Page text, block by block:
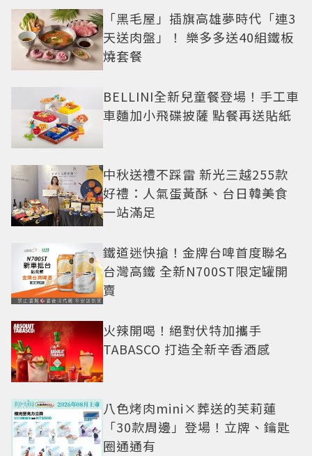
「黑毛屋」插旗高雄夢時代「連3
天送肉盤」！ 樂多多送40組鐵板
燒套餐
BELLINI全新兒童餐登場！手工車
車麵加小飛碟披薩 點餐再送貼紙
中秋送禮不踩雷 新光三越255款
好禮：人氣蛋黃酥、台日韓美食
一站滿足
鐵道迷快搶！金牌台啤首度聯名
台灣高鐵 全新N700ST限定罐開
賣
火辣開喝！絕對伏特加攜手
TABASCO 打造全新辛香酒感
八色烤肉mini×葬送的芙莉蓮
「30款周邊」登場！立牌、鑰匙
圈通通有